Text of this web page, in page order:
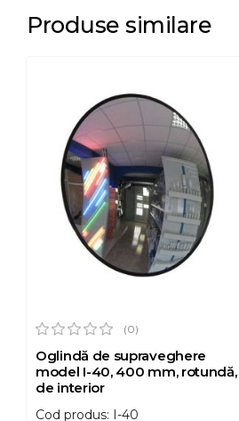
Produse similare
(0)
Oglindă de supraveghere
model I-40, 400 mm, rotundă,
de interior
Cod produs: I-40